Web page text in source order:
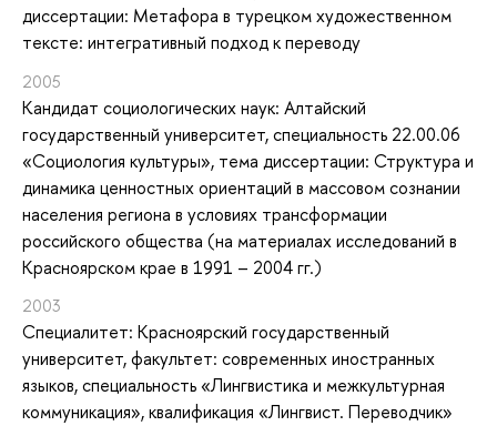
диссертации: Метафора в турецком художественном
тексте: интегративный подход к переводу
2005
Кандидат социологических наук: Алтайский
государственный университет, специальность 22.00.06
«Социология культуры», тема диссертации: Структура и
динамика ценностных ориентаций в массовом сознании
населения региона в условиях трансформации
российского общества (на материалах исследований в
Красноярском крае в 1991 – 2004 гг.)
2003
Специалитет: Красноярский государственный
университет, факультет: современных иностранных
языков, специальность «Лингвистика и межкультурная
коммуникация», квалификация «Лингвист. Переводчик»